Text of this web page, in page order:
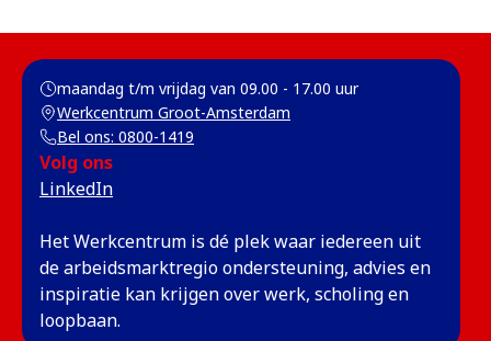
maandag t/m vrijdag van 09.00 - 17.00 uur
Werkcentrum Groot-Amsterdam
(opent in een nieuw tabblad)
Bel ons: 0800-1419
Volg ons
LinkedIn(opent in een nieuw tabblad)
Het Werkcentrum is dé plek waar iedereen uit
de arbeidsmarktregio ondersteuning, advies en
inspiratie kan krijgen over werk, scholing en
loopbaan.